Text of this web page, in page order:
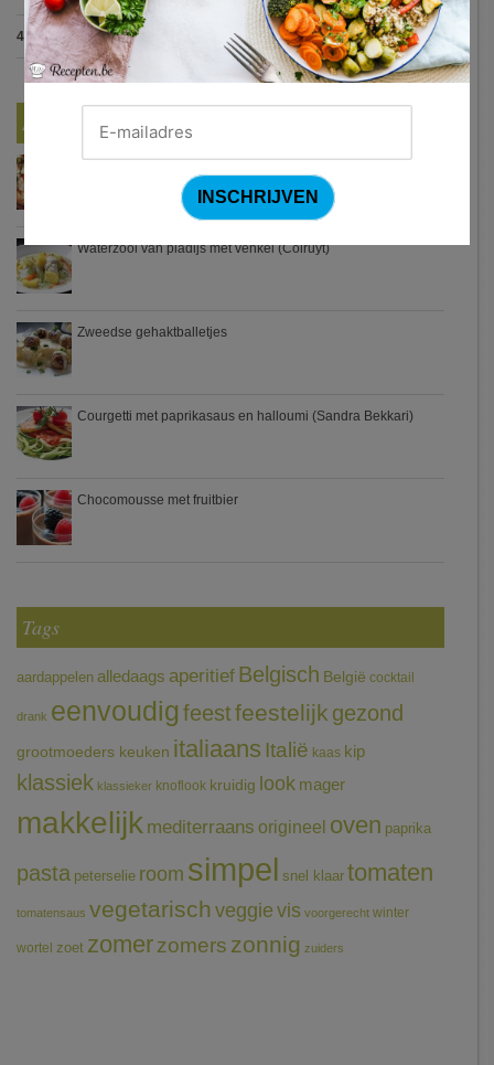
4.7 : Gestoofde kip met dragon (7 votes)
Nieuwste Recepten
Turkse pizza met halloumi en courgette
Waterzooi van pladijs met venkel (Colruyt)
Zweedse gehaktballetjes
Courgetti met paprikasaus en halloumi (Sandra Bekkari)
Chocomousse met fruitbier
Tags
aardappelen alledaags aperitief Belgisch België cocktail
drank eenvoudigfeestfeestelijk gezond
grootmoeders keuken italiaans Italië kaas kip
klassiek klassieker knoflook kruidig look mager
makkelijk mediterraans origineel oven paprika
pasta peterselie room simpel snel klaar tomaten
tomatensaus vegetarischveggie vis voorgerecht winter
wortel zoet zomerzomers zonnig zuiders